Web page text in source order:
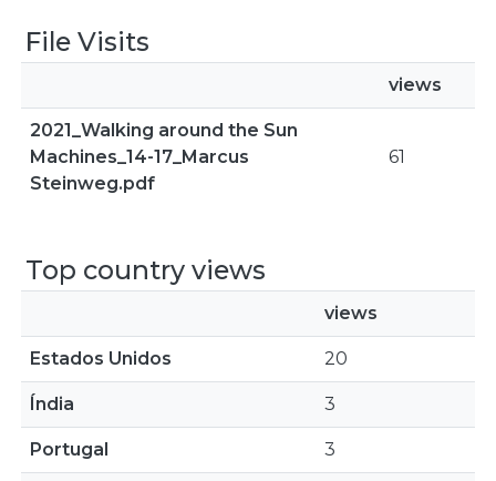
File Visits
views
2021_Walking around the Sun
Machines_14-17_Marcus
Steinweg.pdf
61
Top country views
views
Estados Unidos 20
Índia 3
Portugal 3